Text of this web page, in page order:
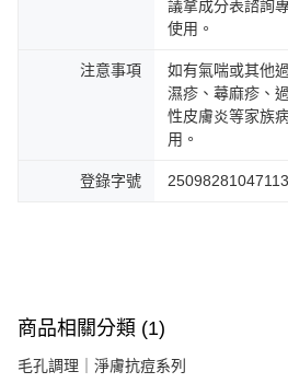
議拿成分表諮詢
使用。
注意事項
如有氣喘或其他
濕疹、蕁麻疹、
性皮膚炎等家族
用。
登錄字號
商品相關分類 (1)
毛孔調理｜淨膚抗痘系列